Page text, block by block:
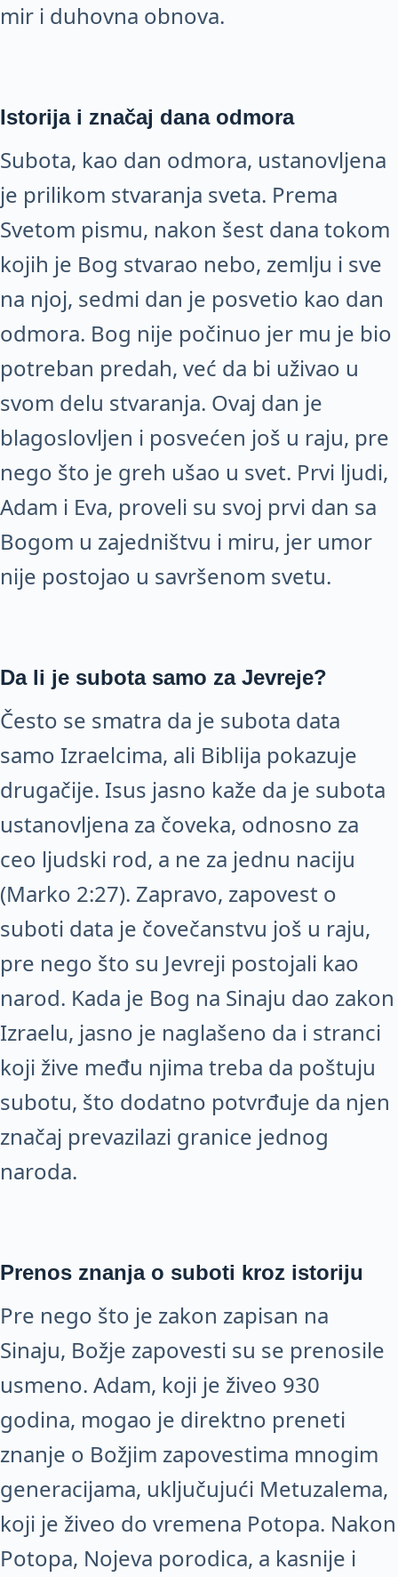
mir i duhovna obnova.
Istorija i značaj dana odmora
Subota, kao dan odmora, ustanovljena
je prilikom stvaranja sveta. Prema
Svetom pismu, nakon šest dana tokom
kojih je Bog stvarao nebo, zemlju i sve
na njoj, sedmi dan je posvetio kao dan
odmora. Bog nije počinuo jer mu je bio
potreban predah, već da bi uživao u
svom delu stvaranja. Ovaj dan je
blagoslovljen i posvećen još u raju, pre
nego što je greh ušao u svet. Prvi ljudi,
Adam i Eva, proveli su svoj prvi dan sa
Bogom u zajedništvu i miru, jer umor
nije postojao u savršenom svetu.
Da li je subota samo za Jevreje?
Često se smatra da je subota data
samo Izraelcima, ali Biblija pokazuje
drugačije. Isus jasno kaže da je subota
ustanovljena za čoveka, odnosno za
ceo ljudski rod, a ne za jednu naciju
(Marko 2:27). Zapravo, zapovest o
suboti data je čovečanstvu još u raju,
pre nego što su Jevreji postojali kao
narod. Kada je Bog na Sinaju dao zakon
Izraelu, jasno je naglašeno da i stranci
koji žive među njima treba da poštuju
subotu, što dodatno potvrđuje da njen
značaj prevazilazi granice jednog
naroda.
Prenos znanja o suboti kroz istoriju
Pre nego što je zakon zapisan na
Sinaju, Božje zapovesti su se prenosile
usmeno. Adam, koji je živeo 930
godina, mogao je direktno preneti
znanje o Božjim zapovestima mnogim
generacijama, uključujući Metuzalema,
koji je živeo do vremena Potopa. Nakon
Potopa, Nojeva porodica, a kasnije i